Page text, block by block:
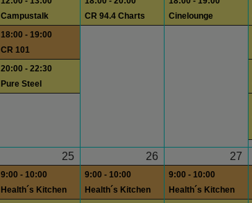
Campustalk
18:00 - 19:00
CR 101
20:00 - 22:30
Pure Steel
CR 94.4 Charts
Cinelounge
25
9:00 - 10:00
Health´s Kitchen
26
9:00 - 10:00
Health´s Kitchen
27
9:00 - 10:00
Health´s Kitchen